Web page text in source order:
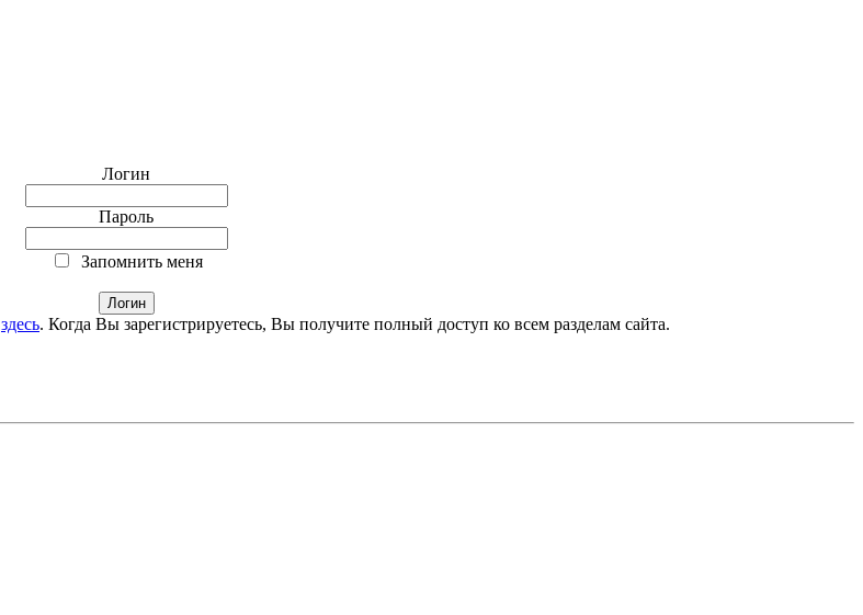
Логин
Пароль
Запомнить меня
здесь. Когда Вы зарегистрируетесь, Вы получите полный доступ ко всем разделам сайта.